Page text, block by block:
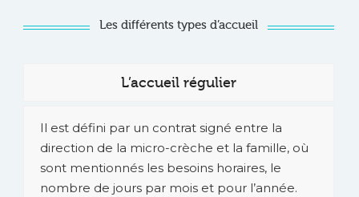
Les différents types d’accueil
L’accueil régulier
Il est défini par un contrat signé entre la
direction de la micro-crèche et la famille, où
sont mentionnés les besoins horaires, le
nombre de jours par mois et pour l’année.